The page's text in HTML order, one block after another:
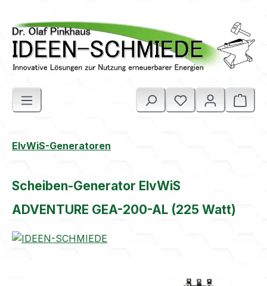
ElvWiS-Generatoren
Scheiben-Generator ElvWiS
ADVENTURE GEA-200-AL (225 Watt)